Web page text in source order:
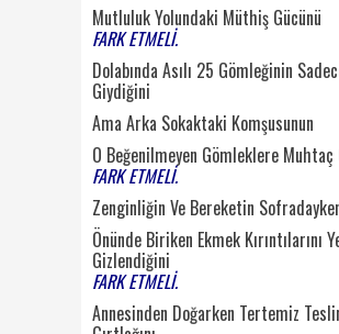
Mutluluk Yolundaki Müthiş Gücünü
FARK ETMELİ.
Dolabında Asılı 25 Gömleğinin
Giydiğini
Ama Arka Sokaktaki Komşusunun
O Beğenilmeyen Gömleklere Muhtaç
FARK ETMELİ.
Zenginliğin Ve Bereketin
Önünde Biriken Ekmek Kırıntılarını
Gizlendiğini
FARK ETMELİ.
Annesinden Doğarken Tertemiz